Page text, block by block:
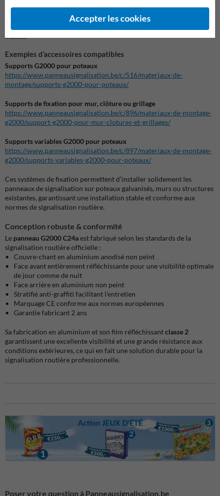
Découvrir la catégorie complète
https://www.panneausignalisation.be/g/144/materiaux-de-montage-
Exemples d’accessoires compatibles
Supports G2000 pour poteaux
https://www.panneausignalisation.be/c/516/materiaux-de-
montage/supports-g2000-pour-poteaux/
Supports de fixation pour mur, clôture ou grillage
https://www.panneausignalisation.be/c/896/materiaux-de-montage-
g2000/support-g2000-pour-mur-clotures-et-grillages/
Supports variables G2000 pour poteaux
https://www.panneausignalisation.be/c/897/materiaux-de-montage-
g2000/supports-variables-g2000-pour-poteaux/
Ces systèmes de fixation permettent d’installer solidement les
panneaux de signalisation sur poteaux galvanisés, murs ou structures
existantes, garantissant une installation stable et conforme aux
normes de signalisation routière.
Conception robuste & conformité
Le panneau G2000 C24aest fabriqué selon les standards de la
signalisation routière officielle :
Couvre-chant en aluminium anodisé non peint
Face avant entièrement réfléchissante pour une visibilité optimale
de jour comme de nuit
Face arrière en aluminium non peint
Stratifié anti-graffiti facilitant l’entretien
Marquage CE conforme aux normes européennes
Garantie fabricant 2 ans
Sa fabrication en aluminium et son film réfléchissantclasse 2
garantissent une excellente visibilité et une grande résistance aux
conditions extérieures, ce qui en fait une solution durable pour la
signalisation routière professionnelle.
Poser votre question à Panneausignalisation.be
Accepter les cookies